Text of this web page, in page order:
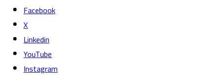
Facebook
X
Linkedin
YouTube
Instagram